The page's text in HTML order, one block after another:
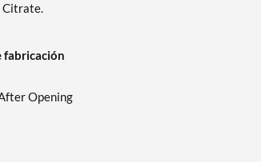
Citrate.
fabricación
Opening